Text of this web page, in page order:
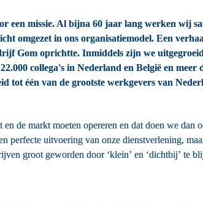
missie. Al bijna 60 jaar lang werken wij
omgezet in ons organisatiemodel. Een
Gom oprichtte. Inmiddels zijn we
collega's in Nederland en België en meer
tot één van de grootste werkgevers van
de markt moeten opereren en dat doen we dan
perfecte uitvoering van onze dienstverlening,
groot geworden door ‘klein’ en ‘dichtbij’ te